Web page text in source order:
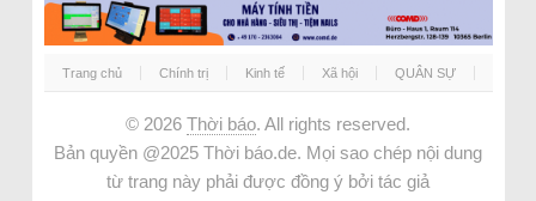
Trang chủ Chính trị Kinh tế Xã hội QUÂN SỰ
© 2026 Thời báo. All rights reserved.
Bản quyền @2025 Thời báo.de. Mọi sao chép nội dung
từ trang này phải được đồng ý bởi tác giả